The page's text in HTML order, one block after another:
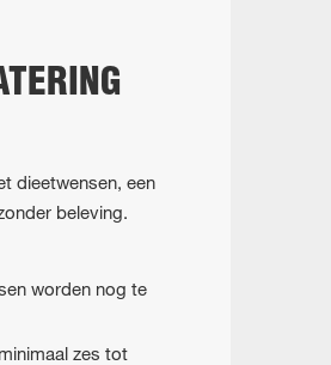
dieetwensen, een
beleving.
worden nog te
zes tot